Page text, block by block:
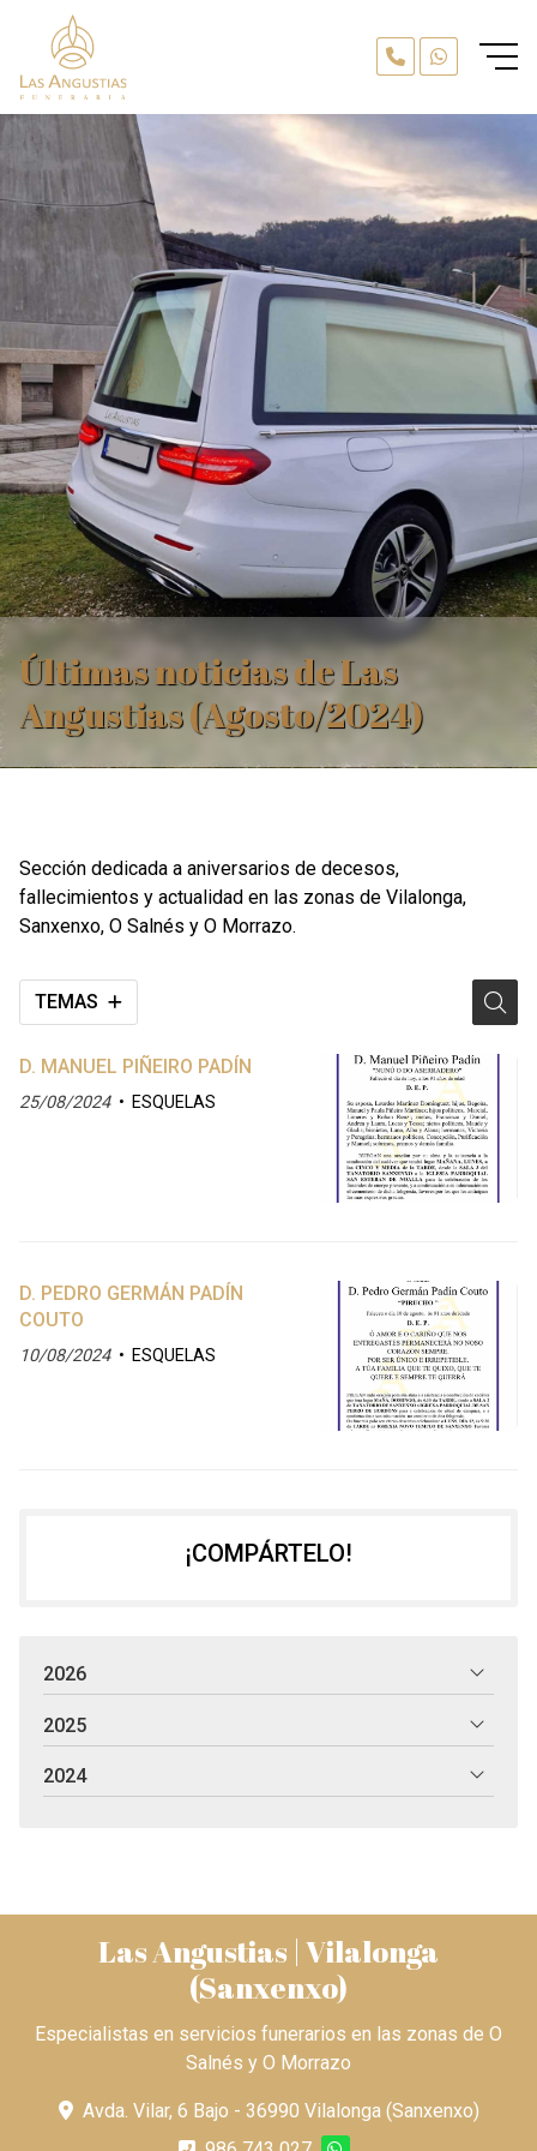
Últimas noticias de Las
Angustias (Agosto/2024)
Sección dedicada a aniversarios de decesos,
fallecimientos y actualidad en las zonas de Vilalonga,
Sanxenxo, O Salnés y O Morrazo.
TEMAS
D. MANUEL PIÑEIRO PADÍN
25/08/2024 ESQUELAS
D. PEDRO GERMÁN PADÍN
COUTO
10/08/2024 ESQUELAS
¡COMPÁRTELO!
2026
2025
2024
Las Angustias | Vilalonga
(Sanxenxo)
Especialistas en servicios funerarios en las zonas de O
Salnés y O Morrazo
Avda. Vilar, 6 Bajo - 36990 Vilalonga (Sanxenxo)